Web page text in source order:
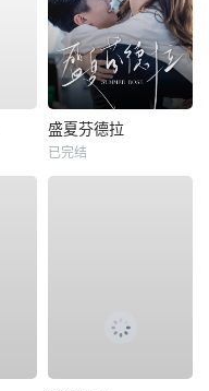
盛夏芬德拉
已完结